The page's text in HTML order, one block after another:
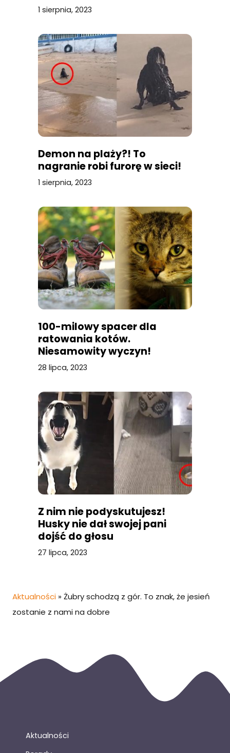
1 sierpnia, 2023
Demon na plaży?! To
nagranie robi furorę w sieci!
1 sierpnia, 2023
100-milowy spacer dla
ratowania kotów.
Niesamowity wyczyn!
28 lipca, 2023
Z nim nie podyskutujesz!
Husky nie dał swojej pani
dojść do głosu
27 lipca, 2023
Aktualności » Żubry schodzą z gór. To znak, że jesień
zostanie z nami na dobre
Aktualności